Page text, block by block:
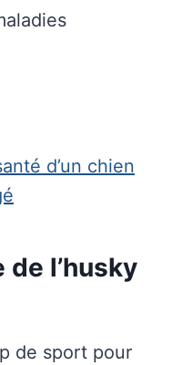
d’un chien
de l’husky
de sport pour